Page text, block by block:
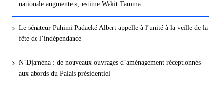
nationale augmente », estime Wakit Tamma
Le sénateur Pahimi Padacké Albert appelle à l’unité à la veille de la
fête de l’indépendance
N’Djaména : de nouveaux ouvrages d’aménagement réceptionnés
aux abords du Palais présidentiel